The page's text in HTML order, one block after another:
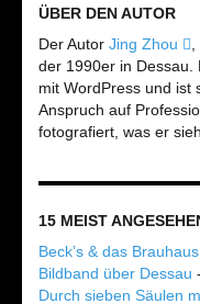
ÜBER DEN AUTOR
Der Autor Jing Zhou
der 1990er in Dessau.
mit WordPress und ist
Anspruch auf
fotografiert, was er
15 MEIST
Beck’s & das Brauhaus
Bildband über Dessau
Durch sieben Säulen